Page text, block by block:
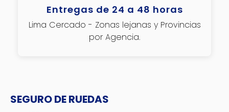
Entregas de 24 a 48 horas
Lima Cercado - Zonas lejanas y Provincias
por Agencia.
SEGURO DE RUEDAS